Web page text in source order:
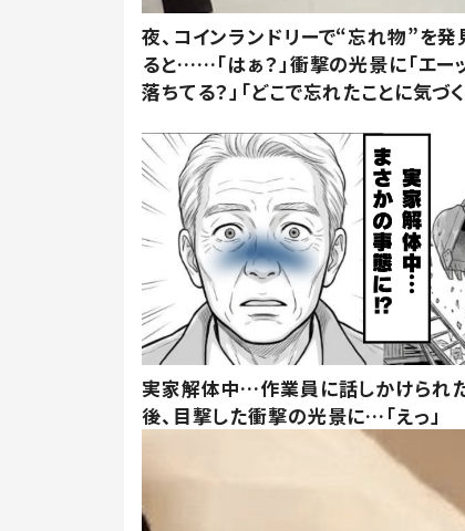
夜、コインランドリーで“忘れ物”を発
ると……「はぁ？」衝撃の光景に「エーッ
落ちてる？」「どこで忘れたことに気づく
実家解体中…作業員に話しかけられ
後、目撃した衝撃の光景に…「えっ」